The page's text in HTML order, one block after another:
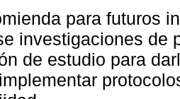
para futuros
investigaciones de
de estudio para